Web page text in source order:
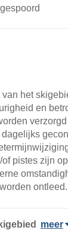
het
en
pistes zijn
ontleed.
meer